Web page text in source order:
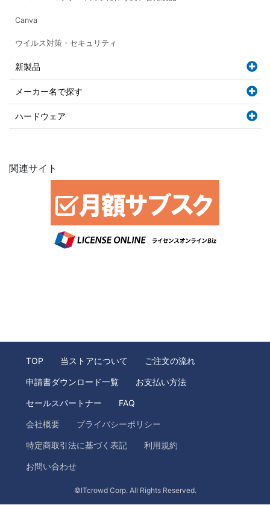
Canva
ウイルス対策・セキュリティ
新製品
メーカー名で探す
ハードウェア
関連サイト
TOP 当ストアについて ご注文の流れ
申請書ダウンロード一覧 お支払い方法
セールスパートナー FAQ
会社概要 プライバシーポリシー
特定商取引法に基づく表記 利用規約
お問い合わせ
©ITcrowd Corp. All Rights Reserved.